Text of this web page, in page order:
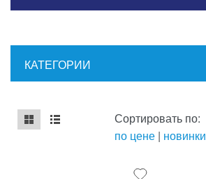
КАТЕГОРИИ
mse2_chunk_default
mse2_chunk_alternate
Сортировать по:
по цене | новинки